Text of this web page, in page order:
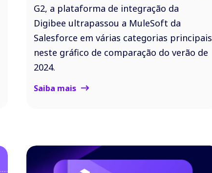
G2, a plataforma de integração da
Digibee ultrapassou a MuleSoft da
Salesforce em várias categorias principais
neste gráfico de comparação do verão de
2024.
Saiba mais